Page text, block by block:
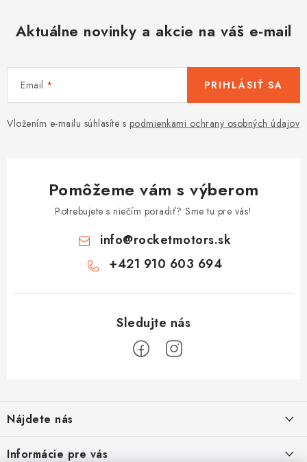
Aktuálne novinky a akcie na váš e-mail
Email
Vložením e-mailu súhlasíte s podmienkami ochrany osobných údajov
PRIHLÁSIŤ SA
Pomôžeme vám s výberom
Potrebujete s niečím poradiť? Sme tu pre vás!
info@rocketmotors.sk
+421 910 603 694
p
ä
Nájdete nás
Informácie pre vás